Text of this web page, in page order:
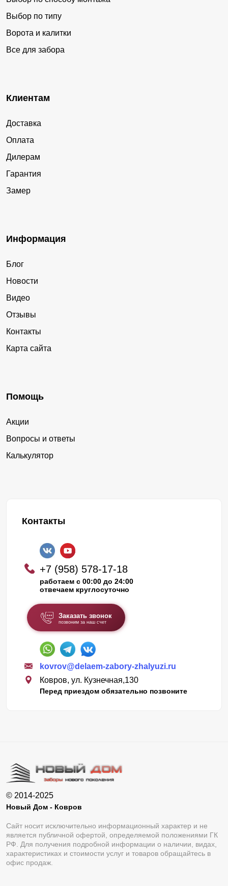
Выбор по типу
Ворота и калитки
Все для забора
Клиентам
Доставка
Оплата
Дилерам
Гарантия
Замер
Информация
Блог
Новости
Видео
Отзывы
Контакты
Карта сайта
Помощь
Акции
Вопросы и ответы
Калькулятор
Контакты
+7 (958) 578-17-18
работаем с 00:00 до 24:00
отвечаем круглосуточно
Заказать звонок
позвоним за наш счет
kovrov@delaem-zabory-zhalyuzi.ru
Ковров, ул. Кузнечная,130
Перед приездом обязательно позвоните
© 2014-2025
Новый Дом - Ковров
Сайт носит исключительно информационный характер и не
является публичной офертой, определяемой положениями ГК
РФ. Для получения подробной информации о наличии, видах,
характеристиках и стоимости услуг и товаров обращайтесь в
офис продаж.